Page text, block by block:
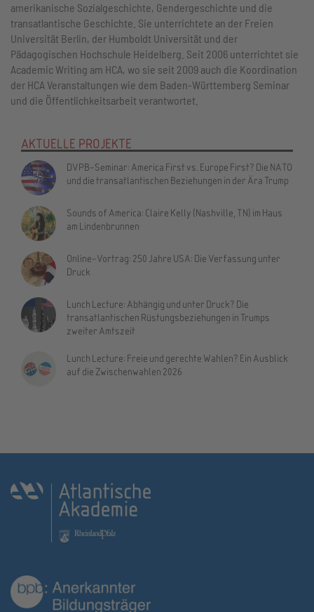
amerikanische Sozialgeschichte, Gendergeschichte und die
transatlantische Geschichte. Sie unterrichtete an der Freien
Universität Berlin, der Humboldt Universität und der
Pädagogischen Hochschule Heidelberg. Seit 2006 unterrichtet sie
Academic Writing am HCA, wo sie seit 2009 auch die Koordination
der HCA Veranstaltungen wie dem Baden-Württemberg Seminar
und die Öffentlichkeitsarbeit verantwortet.
AKTUELLE PROJEKTE
DVPB-Seminar: America First vs. Europe First? Die NATO
und die transatlantischen Beziehungen in der Ära Trump
Sounds of America: Claire Kelly (Nashville, TN) im Haus
am Lindenbrunnen
Online-Vortrag: 250 Jahre USA: Die Verfassung unter
Druck
Lunch Lecture: Abhängig und unter Druck? Die
transatlantischen Rüstungsbeziehungen in Trumps
zweiter Amtszeit
Lunch Lecture: Freie und gerechte Wahlen? Ein Ausblick
auf die Zwischenwahlen 2026